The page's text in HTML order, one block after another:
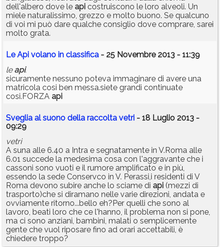
dell'albero dove le api costruiscono le loro alveoli. Un
miele naturalissimo, grezzo e molto buono. Se qualcuno
di voi mi può dare qualche consiglio dove comprare, sarei
molto grata.
Le Api volano in classifica - 25 Novembre 2013 - 11:39
le api.
sicuramente nessuno poteva immaginare di avere una
matricola cosi ben messa.siete grandi continuate
cosi.FORZA api
Sveglia al suono della raccolta vetri - 18 Luglio 2013 -
09:29
vetri
A suna alle 6.40 a Intra e segnatamente in V.Roma alle
6.01 succede la medesima cosa con l'aggravante che i
cassoni sono vuoti e il rumore amplificato e in più,
essendo la sede Conservco in V. Perassi,i residenti di V
Roma devono subire anche lo sciame di api (mezzi di
trasporto)che si diramano nelle varie direzioni, andata e
ovviamente ritorno...bello eh?Per quelli che sono al
lavoro, beati loro che ce l'hanno, il problema non si pone,
ma ci sono anziani, bambini, malati o semplicemente
gente che vuol riposare fino ad orari accettabili, è
chiedere troppo?